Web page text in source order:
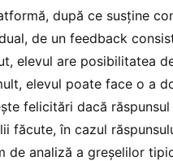
după ce susține
de un feedback
elevul are posibilitatea
elevul poate face o a
felicitări dacă
făcute, în cazul
de analiză a greșelilor